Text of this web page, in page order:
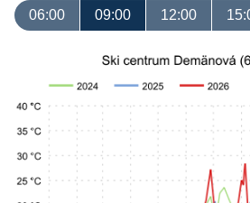
06:00 09:00 12:00